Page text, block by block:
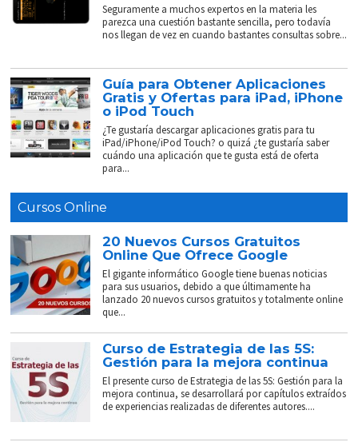
Seguramente a muchos expertos en la materia les
parezca una cuestión bastante sencilla, pero todavía
nos llegan de vez en cuando bastantes consultas sobre...
Guía para Obtener Aplicaciones
Gratis y Ofertas para iPad, iPhone
o iPod Touch
¿Te gustaría descargar aplicaciones gratis para tu
iPad/iPhone/iPod Touch? o quizá ¿te gustaría saber
cuándo una aplicación que te gusta está de oferta
para...
Cursos Online
20 Nuevos Cursos Gratuitos
Online Que Ofrece Google
El gigante informático Google tiene buenas noticias
para sus usuarios, debido a que últimamente ha
lanzado 20 nuevos cursos gratuitos y totalmente online
que...
Curso de Estrategia de las 5S:
Gestión para la mejora continua
El presente curso de Estrategia de las 5S: Gestión para la
mejora continua, se desarrollará por capítulos extraídos
de experiencias realizadas de diferentes autores....